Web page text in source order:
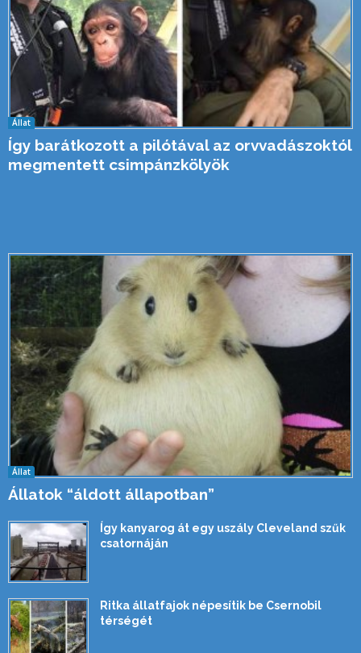
Állat
Így barátkozott a pilótával az orvvadászoktól
megmentett csimpánzkölyök
Állat
Állatok “áldott állapotban”
Így kanyarog át egy uszály Cleveland szűk
csatornáján
Ritka állatfajok népesítik be Csernobil
térségét